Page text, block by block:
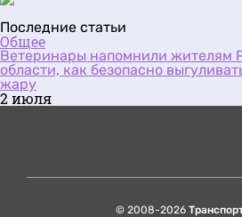
Последние статьи
Общее
Ветеринары напомнили жителям
области, как безопасно
жару
2 июля
© 2008-2026